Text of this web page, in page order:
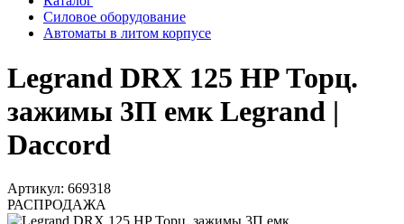
Силовое оборудование
Автоматы в литом корпусе
Legrand DRX 125 HP Торц.
зажимы 3П емк Legrand |
Daccord
Артикул: 669318
РАСПРОДАЖА